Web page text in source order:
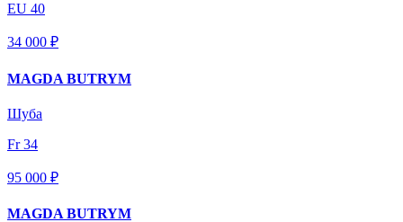
EU 40
34 000 ₽
MAGDA BUTRYM
Шуба
Fr 34
95 000 ₽
MAGDA BUTRYM